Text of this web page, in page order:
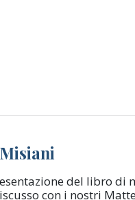
del libro di
con i nostri